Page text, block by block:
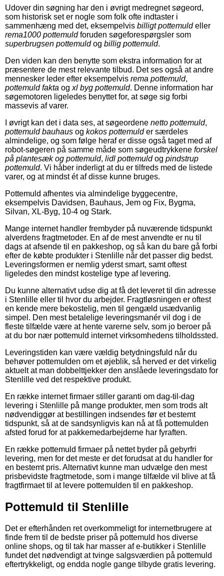
Udover din søgning har den i øvrigt medregnet søgeord,
som historisk set er nogle som folk ofte indtaster i
sammenhæng med det, eksempelvis billigt pottemuldeller
rema1000 pottemuldforuden søgeforespørgsler som
superbrugsen pottemuldog billig pottemuld.
Den viden kan den benytte som ekstra information for at
præsentere de mest relevante tilbud. Det ses også at andre
mennesker leder efter eksempelvis rema pottemuld,
pottemuld fakta og xl byg pottemuld. Denne information har
søgemotoren ligeledes benyttet for, at søge sig forbi
massevis af varer.
I øvrigt kan det i data ses, at søgeordene netto pottemuld,
pottemuld bauhaus og kokos pottemulder særdeles
almindelige, og som følge heraf er disse også taget med af
robot-søgeren på samme måde som søgeudtrykkene forskel
på plantesæk og pottemuld, lidl pottemuldog pindstrup
pottemuld. Vi håber inderligt at du er tilfreds med de listede
varer, og at mindst ét af disse kunne bruges.
Pottemuld afhentes via almindelige byggecentre,
eksempelvis Davidsen, Bauhaus, Jem og Fix, Bygma,
Silvan, XL-Byg, 10-4 og Stark.
Mange internet handler frembyder på nuværende tidspunkt
alverdens fragtmetoder. En af de mest anvendte er nu til
dags at afsende til en pakkeshop, og så kan du bare gå forbi
efter de købte produkter i Stenlille når det passer dig bedst.
Leveringsformen er nemlig yderst smart, samt oftest
ligeledes den mindst kostelige type af levering.
Du kunne alternativt udse dig at få det leveret til din adresse
i Stenlille eller til hvor du arbejder. Fragtløsningen er oftest
en kende mere bekostelig, men til gengæld usædvanlig
simpel. Den mest betalelige leveringsmanér vil dog i de
fleste tilfælde være at hente varerne selv, som jo beroer på
at du bor nær pottemuld internet virksomhedens tilholdssted.
Leveringstiden kan være vældig betydningsfuld når du
behøver pottemulden om et øjeblik, så herved er det virkelig
aktuelt at man dobbelttjekker den anslåede leveringsdato for
Stenlille ved det respektive produkt.
En række internet firmaer stiller garanti om dag-til-dag
levering i Stenlille på mange produkter, men som trods alt
nødvendiggør at bestillingen indsendes før et bestemt
tidspunkt, så at de sandsynligvis kan nå at få pottemulden
afsted forud for at pakkemedarbejderne har fyraften.
En række pottemuld firmaer på nettet byder på gebyrfri
levering, men for det meste er det forudsat at du handler for
en bestemt pris. Alternativt kunne man udvælge den mest
prisbevidste fragtmetode, som i mange tilfælde vil blive at få
fragtfirmaet til at levere pottemulden til en pakkeshop.
Pottemuld til Stenlille
Det er efterhånden ret overkommeligt for internetbrugere at
finde frem til de bedste priser på pottemuld hos diverse
online shops, og til tak har masser af e-butikker i Stenlille
fundet det nødvendigt at tvinge salgsværdien på pottemuld
eftertrykkeligt, og endda nogle gange tilbyde gratis levering.